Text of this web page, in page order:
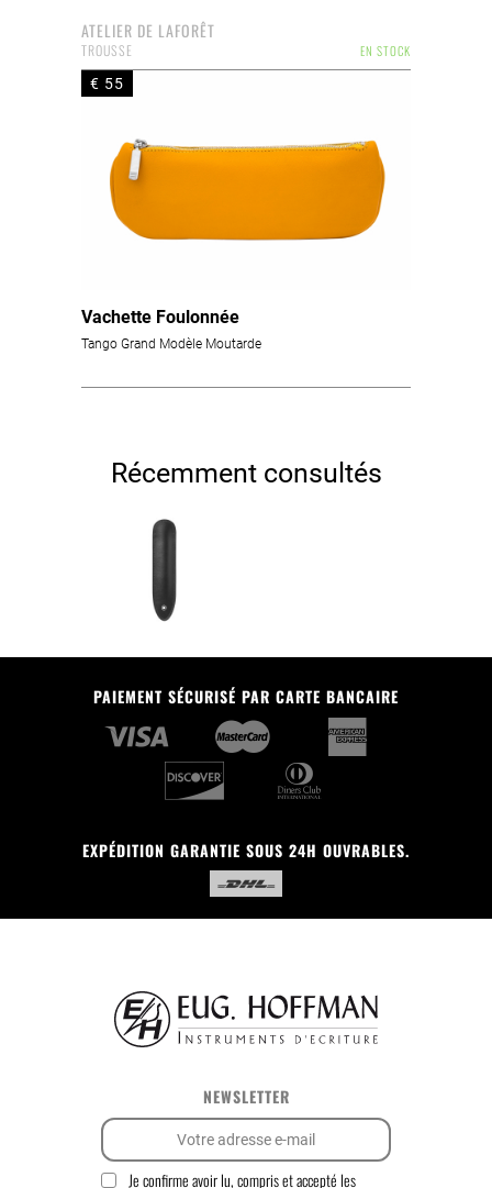
ATELIER DE LAFORÊT
EN STOCK
TROUSSE
€ 55
Vachette Foulonnée
Tango Grand Modèle Moutarde
Récemment consultés
PAIEMENT SÉCURISÉ PAR CARTE BANCAIRE
EXPÉDITION GARANTIE SOUS 24H OUVRABLES.
NEWSLETTER
Je confirme avoir lu, compris et accepté les